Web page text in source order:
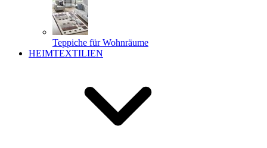
Teppiche für Wohnräume
HEIMTEXTILIEN